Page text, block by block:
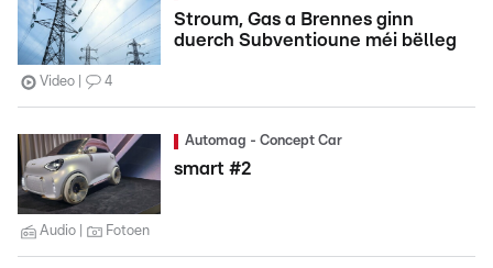
Stroum, Gas a Brennes ginn
duerch Subventioune méi bëlleg
Video 4
Automag - Concept Car
smart #2
Audio Fotoen